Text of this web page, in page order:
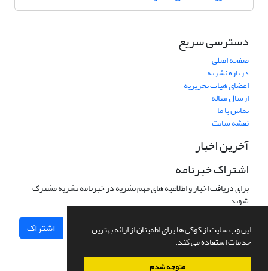
این وب سایت از کوکی ها برای اطمینان از ارائه بهترین
خدمات استفاده می کند.
متوجه شدم
دسترسی سریع
صفحه اصلی
درباره نشریه
اعضای هیات تحریریه
ارسال مقاله
تماس با ما
نقشه سایت
آخرین اخبار
اشتراک خبرنامه
برای دریافت اخبار و اطلاعیه های مهم نشریه در خبرنامه نشریه مشترک
شوید.
اشتراک